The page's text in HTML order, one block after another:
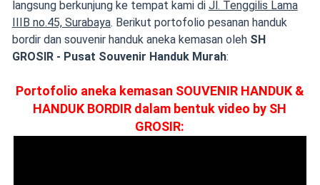
langsung berkunjung ke tempat kami di Jl. Tenggilis Lama
IIIB no.45, Surabaya. Berikut portofolio pesanan handuk
bordir dan souvenir handuk aneka kemasan oleh SH
GROSIR - Pusat Souvenir Handuk Murah:
Portofolio aneka kemasan SOUVENIR HANDUK &
HANDUK BORDIR dalam bentuk video by SH
GROSIR: